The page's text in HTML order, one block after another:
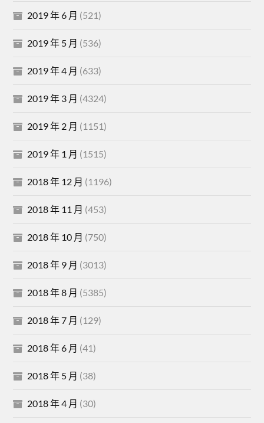
2019 年 6 月 (521)
2019 年 5 月 (536)
2019 年 4 月 (633)
2019 年 3 月 (4324)
2019 年 2 月 (1151)
2019 年 1 月 (1515)
2018 年 12 月 (1196)
2018 年 11 月 (453)
2018 年 10 月 (750)
2018 年 9 月 (3013)
2018 年 8 月 (5385)
2018 年 7 月 (129)
2018 年 6 月 (41)
2018 年 5 月 (38)
2018 年 4 月 (30)